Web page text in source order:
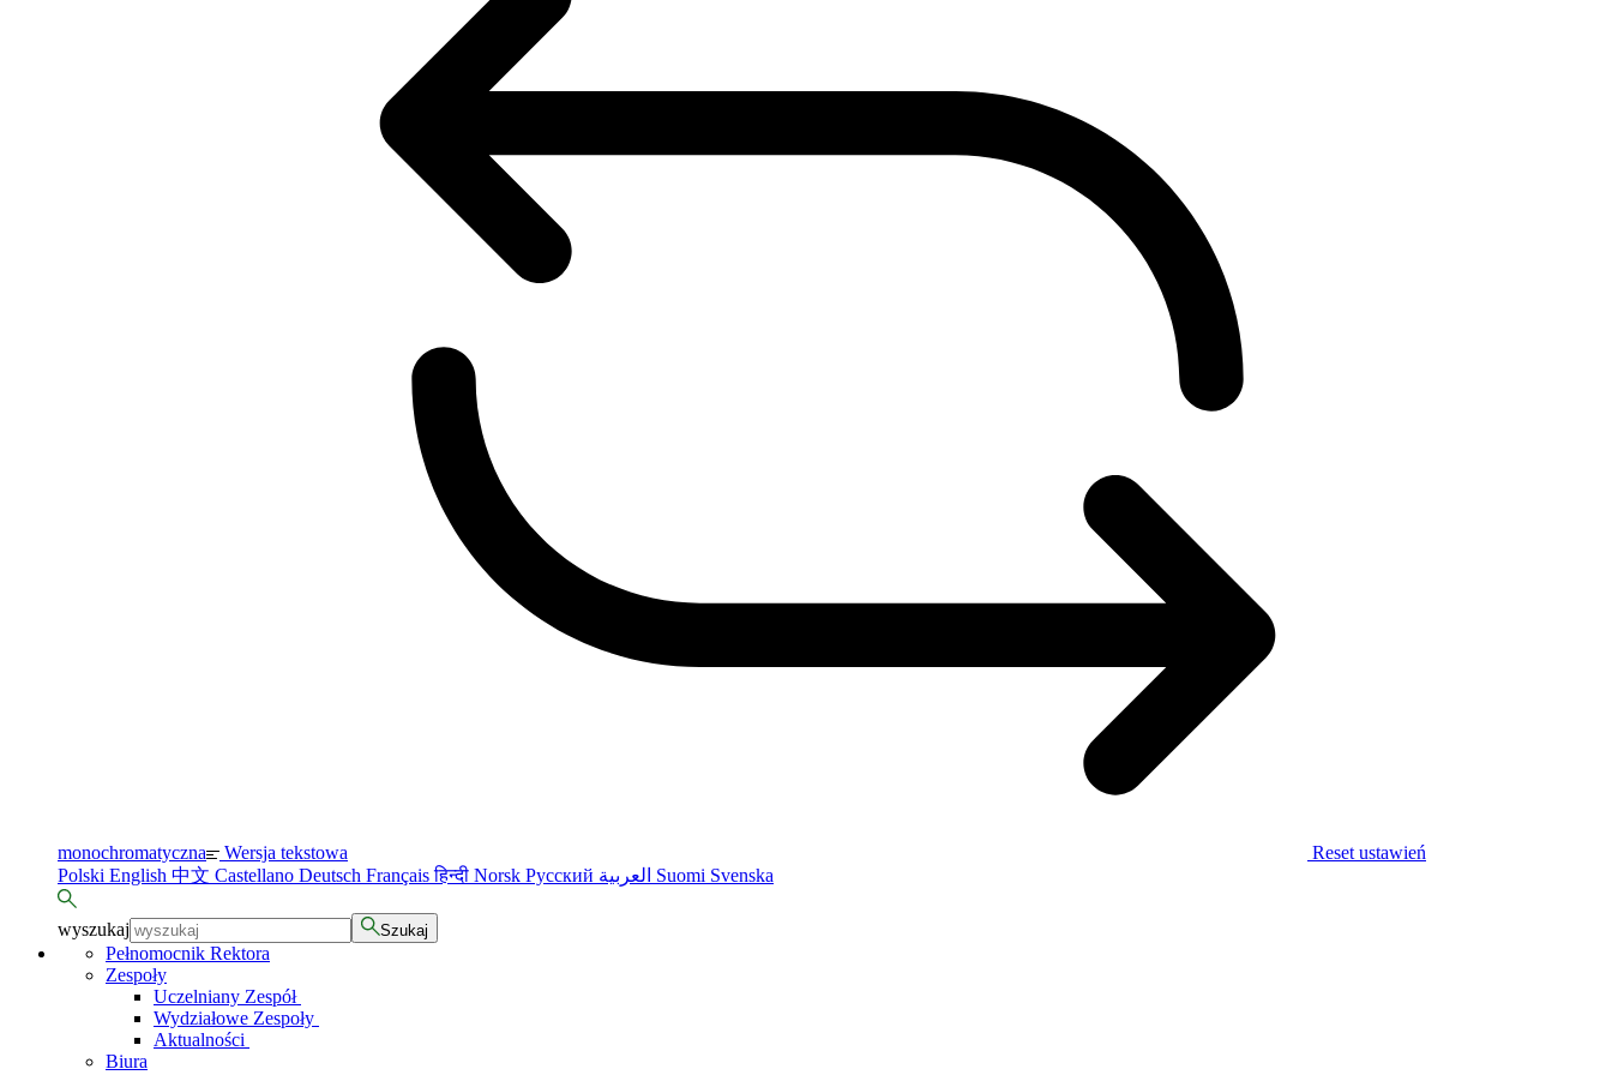
monochromatyczna Wersja tekstowa
Reset ustawień
Polski English 中文 Castellano Deutsch Françaisहिन्दी Norsk Русский Suomi Svenska
wyszukaj Szukaj
Pełnomocnik Rektora
Zespoły
Uczelniany Zespół
Wydziałowe Zespoły
Aktualności
Biura